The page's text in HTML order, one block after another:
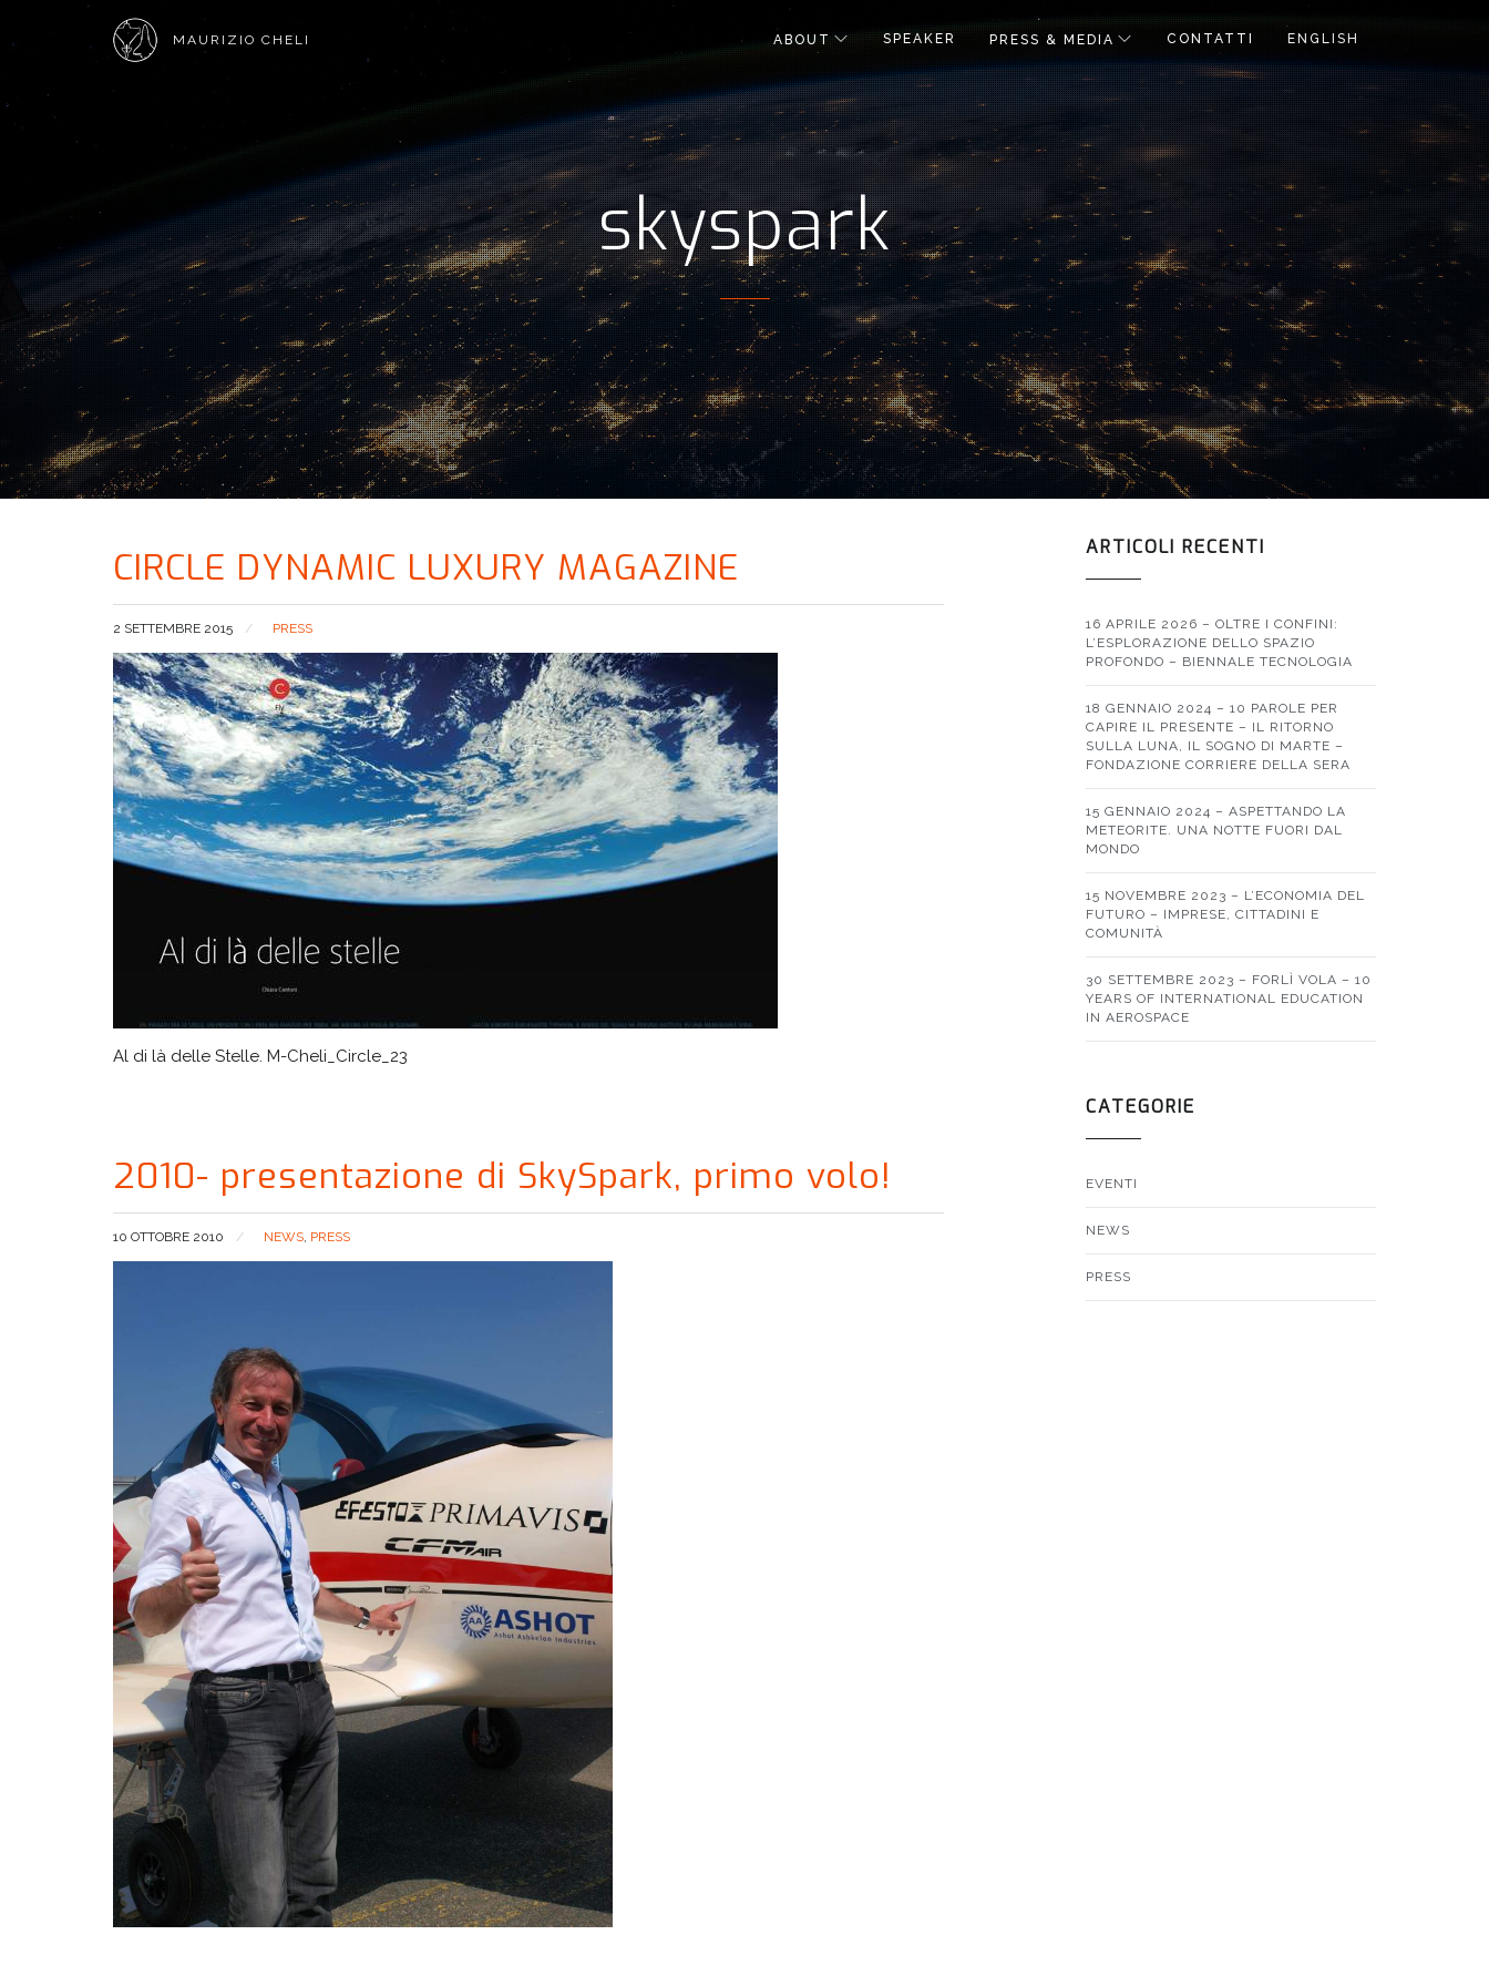
MAURIZIO CHELI ABOUT SPEAKER PRESS & MEDIA CONTATTI ENGLISH
skyspark
CIRCLE DYNAMIC LUXURY MAGAZINE
2 SETTEMBRE 2015 PRESS
Al di là delle Stelle. M-Cheli_Circle_23
2010- presentazione di SkySpark, primo volo!
10 OTTOBRE 2010 NEWS, PRESS
ARTICOLI RECENTI
16 APRILE 2026 – OLTRE I CONFINI:
L’ESPLORAZIONE DELLO SPAZIO
PROFONDO – BIENNALE TECNOLOGIA
18 GENNAIO 2024 – 10 PAROLE PER
CAPIRE IL PRESENTE – IL RITORNO
SULLA LUNA, IL SOGNO DI MARTE –
FONDAZIONE CORRIERE DELLA SERA
15 GENNAIO 2024 – ASPETTANDO LA
METEORITE. UNA NOTTE FUORI DAL
MONDO
15 NOVEMBRE 2023 – L’ECONOMIA DEL
FUTURO – IMPRESE, CITTADINI E
COMUNITÀ
30 SETTEMBRE 2023 – FORLÌ VOLA – 10
YEARS OF INTERNATIONAL EDUCATION
IN AEROSPACE
CATEGORIE
EVENTI
NEWS
PRESS